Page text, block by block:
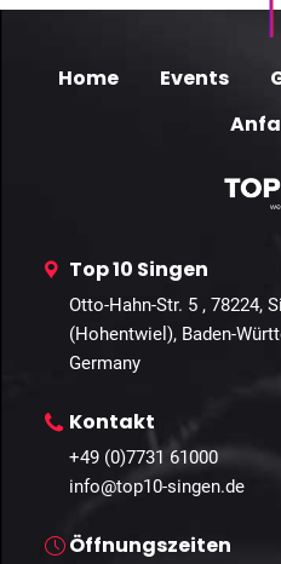
Home Events
Top 10 Singen
Otto-Hahn-Str. 5 , 78224,
(Hohentwiel), Baden-
Germany
Kontakt
+49 (0)7731 61000
info@top10-singen.de
Öffnungszeiten